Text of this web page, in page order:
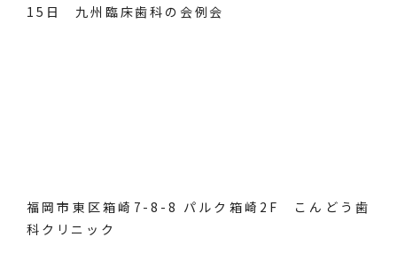
15日 九州臨床歯科の会例会
福岡市東区箱崎7-8-8 パルク箱崎2F こんどう歯
科クリニック